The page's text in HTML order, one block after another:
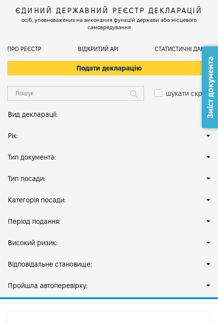
ЄДИНИЙ ДЕРЖАВНИЙ РЕЄСТР ДЕКЛАРАЦІЙ
осіб, уповноважених на виконання функцій держави або місцевого
самоврядування
ПРО РЕЄСТР ВІДКРИТИЙ АРІ СТАТИСТИЧНІ ДАНІ
Подати декларацію
шукати скрізь
Вид декларації:
Рік:
Тип документа:
Тип посади:
Категорія посади:
Період подання:
Високий ризик:
Відповідальне становище:
Пройшла автоперевірку:
Зміст документа